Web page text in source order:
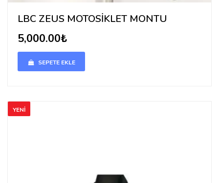
LBC ZEUS MOTOSİKLET MONTU
5,000.00₺
SEPETE EKLE
YENİ